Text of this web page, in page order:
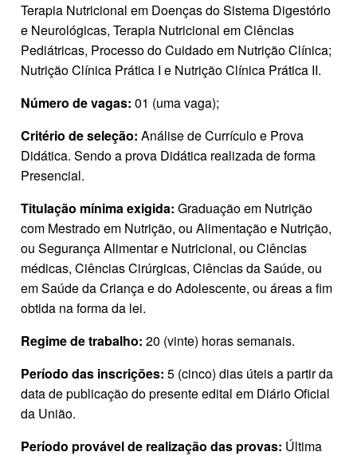
Terapia Nutricional em Doenças do Sistema Digestório
e Neurológicas, Terapia Nutricional em Ciências
Pediátricas, Processo do Cuidado em Nutrição Clínica;
Nutrição Clínica Prática I e Nutrição Clínica Prática II.
Número de vagas: 01 (uma vaga);
Critério de seleção: Análise de Currículo e Prova
Didática. Sendo a prova Didática realizada de forma
Presencial.
Titulação mínima exigida: Graduação em Nutrição
com Mestrado em Nutrição, ou Alimentação e Nutrição,
ou Segurança Alimentar e Nutricional, ou Ciências
médicas, Ciências Cirúrgicas, Ciências da Saúde, ou
em Saúde da Criança e do Adolescente, ou áreas a fim
obtida na forma da lei.
Regime de trabalho: 20 (vinte) horas semanais.
Período das inscrições: 5 (cinco) dias úteis a partir da
data de publicação do presente edital em Diário Oficial
da União.
Período provável de realização das provas: Última